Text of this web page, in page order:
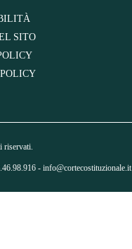
SITO
riservati.
- info@cortecostituzionale.it